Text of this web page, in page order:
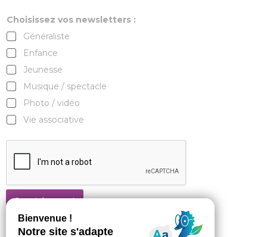
Choisissez vos newsletters :
Généraliste
Enfance
Jeunesse
Musique / spectacle
Photo / vidéo
Vie associative
Je m'abonne !